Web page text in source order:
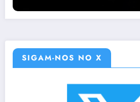
SIGAM-NOS NO X